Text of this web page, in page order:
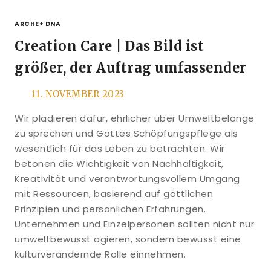
ARCHE+ DNA
Creation Care | Das Bild ist
größer, der Auftrag umfassender
11. NOVEMBER 2023
Wir plädieren dafür, ehrlicher über Umweltbelange
zu sprechen und Gottes Schöpfungspflege als
wesentlich für das Leben zu betrachten. Wir
betonen die Wichtigkeit von Nachhaltigkeit,
Kreativität und verantwortungsvollem Umgang
mit Ressourcen, basierend auf göttlichen
Prinzipien und persönlichen Erfahrungen.
Unternehmen und Einzelpersonen sollten nicht nur
umweltbewusst agieren, sondern bewusst eine
kulturverändernde Rolle einnehmen.